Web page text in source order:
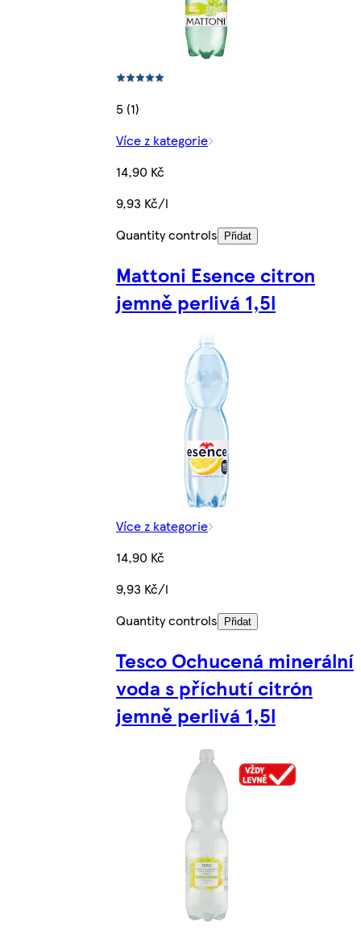
5 (1)
Více z kategorie
14,90 Kč
9,93 Kč/l
Quantity controls
Přidat
Mattoni Esence citron
jemně perlivá 1,5l
Více z kategorie
14,90 Kč
9,93 Kč/l
Quantity controls
Přidat
Tesco Ochucená minerální
voda s příchutí citrón
jemně perlivá 1,5l